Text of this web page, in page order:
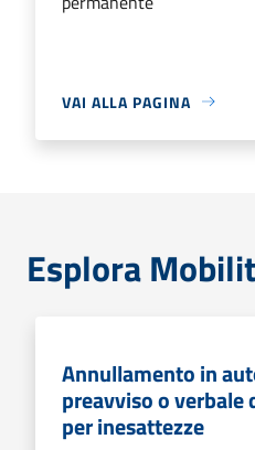
VAI ALLA PAGINA
Esplora
Annullamento in
preavviso o verbale
per inesattezze